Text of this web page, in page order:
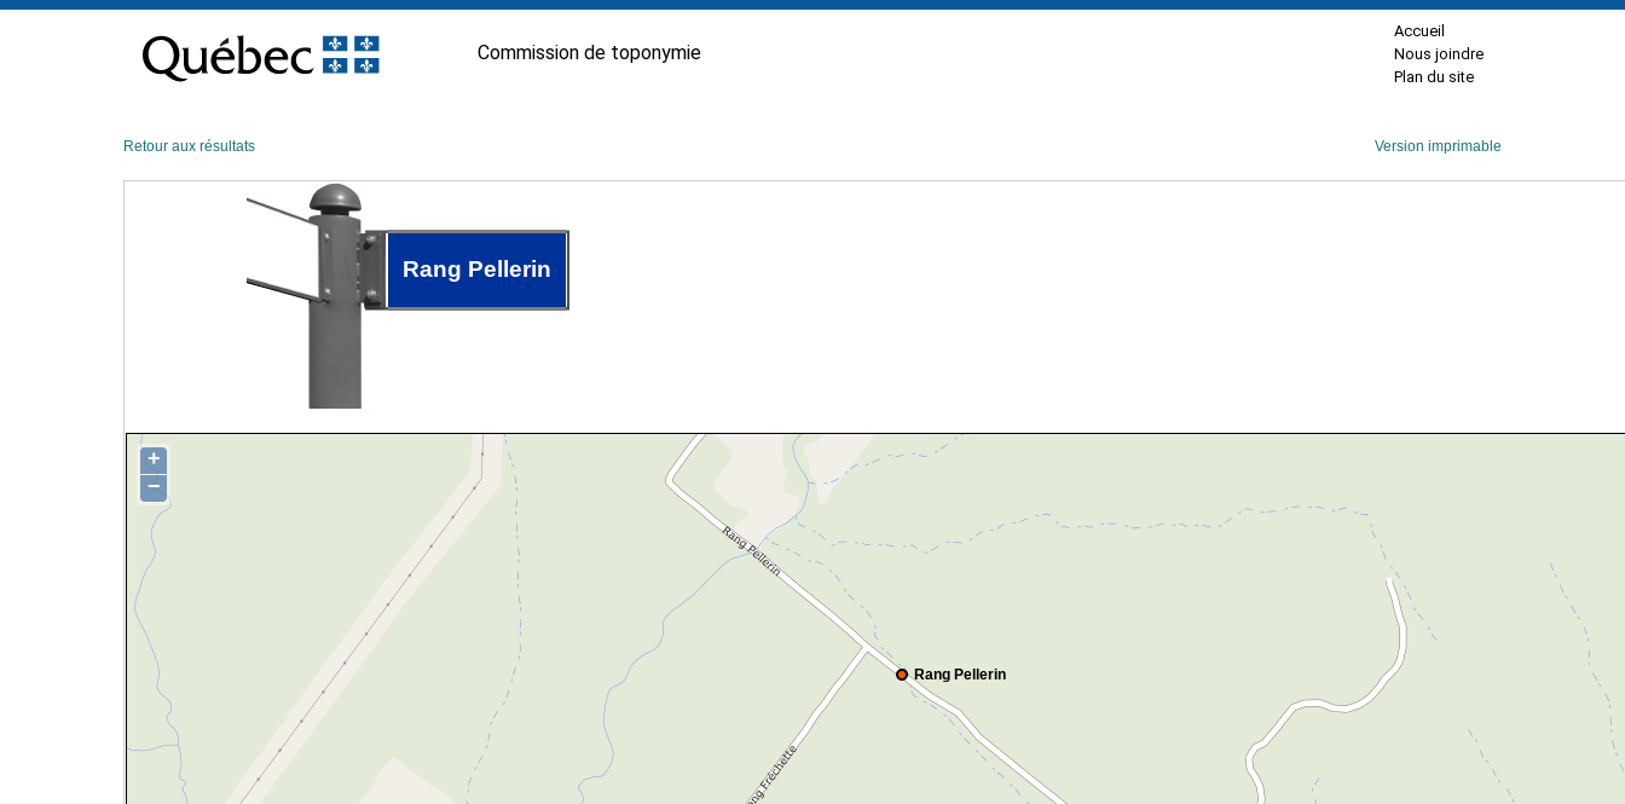
contenu
Commission de toponymie
Accueil
Nous joindre
Plan du site
Retour aux résultats Version imprimable
Rang Pellerin
Rang Pellerin
+
−